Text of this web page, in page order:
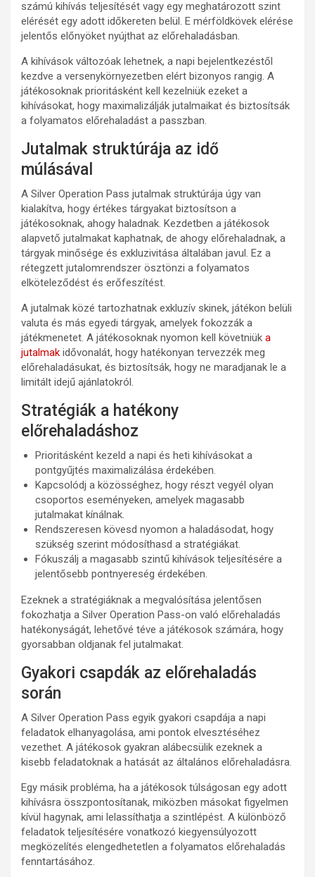
számú kihívás teljesítését vagy egy meghatározott szint
elérését egy adott időkereten belül. E mérföldkövek elérése
jelentős előnyöket nyújthat az előrehaladásban.
A kihívások változóak lehetnek, a napi bejelentkezéstől
kezdve a versenykörnyezetben elért bizonyos rangig. A
játékosoknak prioritásként kell kezelniük ezeket a
kihívásokat, hogy maximalizálják jutalmaikat és biztosítsák
a folyamatos előrehaladást a passzban.
Jutalmak struktúrája az idő
múlásával
A Silver Operation Pass jutalmak struktúrája úgy van
kialakítva, hogy értékes tárgyakat biztosítson a
játékosoknak, ahogy haladnak. Kezdetben a játékosok
alapvető jutalmakat kaphatnak, de ahogy előrehaladnak, a
tárgyak minősége és exkluzivitása általában javul. Ez a
rétegzett jutalomrendszer ösztönzi a folyamatos
elköteleződést és erőfeszítést.
A jutalmak közé tartozhatnak exkluzív skinek, játékon belüli
valuta és más egyedi tárgyak, amelyek fokozzák a
játékmenetet. A játékosoknak nyomon kell követniük a
jutalmak idővonalát, hogy hatékonyan tervezzék meg
előrehaladásukat, és biztosítsák, hogy ne maradjanak le a
limitált idejű ajánlatokról.
Stratégiák a hatékony
előrehaladáshoz
Prioritásként kezeld a napi és heti kihívásokat a
pontgyűjtés maximalizálása érdekében.
Kapcsolódj a közösséghez, hogy részt vegyél olyan
csoportos eseményeken, amelyek magasabb
jutalmakat kínálnak.
Rendszeresen kövesd nyomon a haladásodat, hogy
szükség szerint módosíthasd a stratégiákat.
Fókuszálj a magasabb szintű kihívások teljesítésére a
jelentősebb pontnyereség érdekében.
Ezeknek a stratégiáknak a megvalósítása jelentősen
fokozhatja a Silver Operation Pass-on való előrehaladás
hatékonyságát, lehetővé téve a játékosok számára, hogy
gyorsabban oldjanak fel jutalmakat.
Gyakori csapdák az előrehaladás
során
A Silver Operation Pass egyik gyakori csapdája a napi
feladatok elhanyagolása, ami pontok elvesztéséhez
vezethet. A játékosok gyakran alábecsülik ezeknek a
kisebb feladatoknak a hatását az általános előrehaladásra.
Egy másik probléma, ha a játékosok túlságosan egy adott
kihívásra összpontosítanak, miközben másokat figyelmen
kívül hagynak, ami lelassíthatja a szintlépést. A különböző
feladatok teljesítésére vonatkozó kiegyensúlyozott
megközelítés elengedhetetlen a folyamatos előrehaladás
fenntartásához.